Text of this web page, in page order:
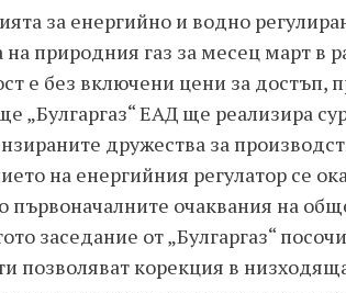
за енергийно и водно
на природния газ за месец март в
е без включени цени за достъп,
„Булгаргаз“ ЕАД ще реализира
дружества за
на енергийния регулатор се
първоначалните очаквания на
заседание от „Булгаргаз“
позволяват корекция в